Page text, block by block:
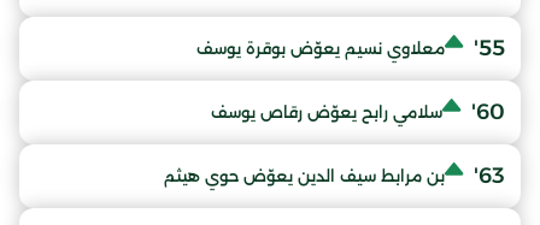
55' معلاوي نسيم يعوّض بوقرة يوسف
60' سلامي رابح يعوّض رقاص يوسف
63' بن مرابط سيف الدين يعوّض حوي هيثم